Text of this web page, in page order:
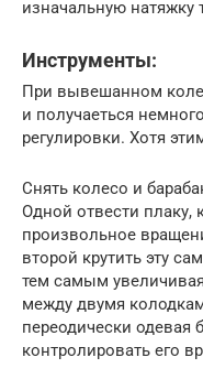
изначальную натяжку
Инструменты:
При вывешанном
и получаеться
регулировки. Хотя
Снять колесо и
Одной отвести плаку,
произвольное
второй крутить эту
тем самым
между двумя
переодически одевая
контролировать его